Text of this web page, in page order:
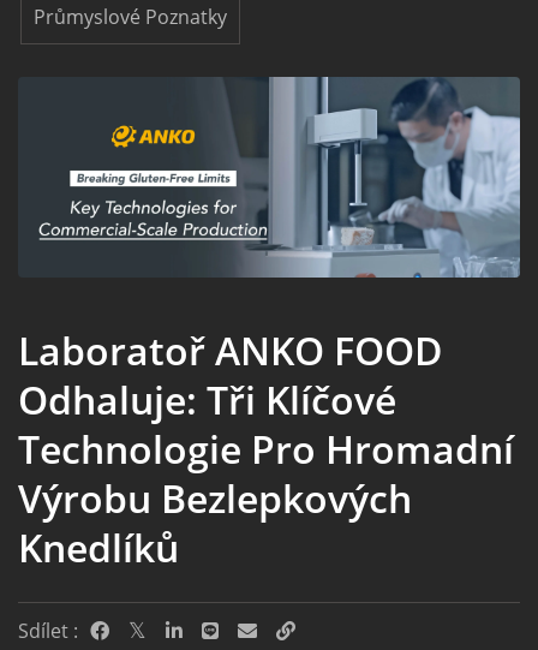
Průmyslové Poznatky
Laboratoř ANKO FOOD
Odhaluje: Tři Klíčové
Technologie Pro Hromadní
Výrobu Bezlepkových
Knedlíků
Sdílet :